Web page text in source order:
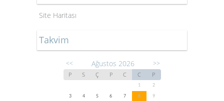
Site Haritası
Takvim
<< Ağustos 2026 >>
P S Ç P C C P
1
2
3
4 5 6 7 8
9